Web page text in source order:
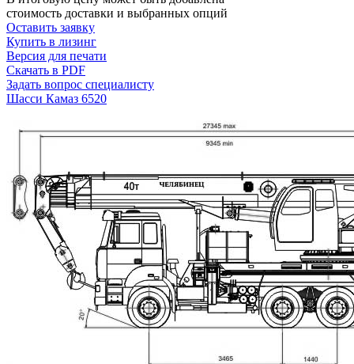
стоимость доставки и выбранных опций
Оставить заявку
Купить в лизинг
Версия для печати
Скачать в PDF
Задать вопрос специалисту
Шасси Камаз 6520